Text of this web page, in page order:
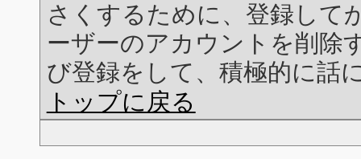
さくするために、登録して
ーザーのアカウントを削除
び登録をして、積極的に話
トップに戻る